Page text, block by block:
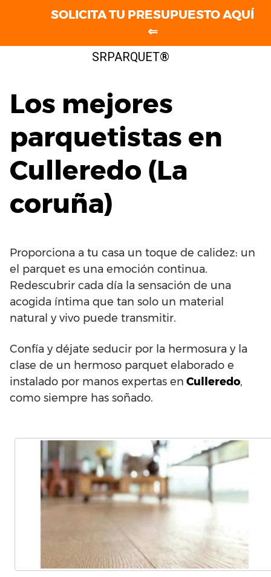
SRPARQUET®
Los mejores
parquetistas en
Culleredo (La
coruña)
Proporciona a tu casa un toque de calidez: un
el parquet es una emoción continua.
Redescubrir cada día la sensación de una
acogida íntima que tan solo un material
natural y vivo puede transmitir.
Confía y déjate seducir por la hermosura y la
clase de un hermoso parquet elaborado e
instalado por manos expertas en Culleredo,
como siempre has soñado.
SOLICITA TU PRESUPUESTO AQUÍ
⇐